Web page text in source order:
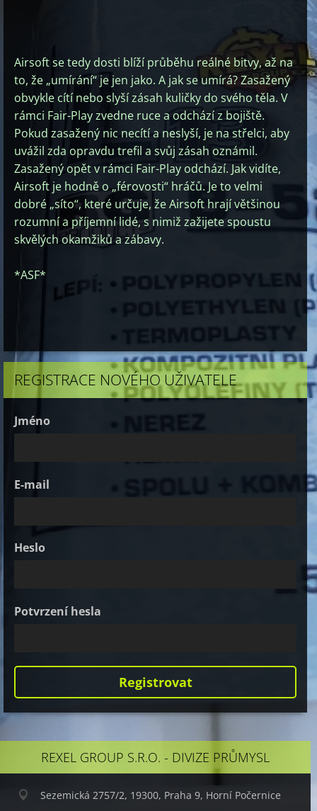
Airsoft se tedy dosti blíží průběhu reálné bitvy, až na
to, že „umírání“ je jen jako. A jak se umírá? Zasažený
obvykle cítí nebo slyší zásah kuličky do svého těla. V
rámci Fair-Play zvedne ruce a odchází z bojiště.
Pokud zasažený nic necítí a neslyší, je na střelci, aby
uvážil zda opravdu trefil a svůj zásah oznámil.
Zasažený opět v rámci Fair-Play odchází. Jak vidíte,
Airsoft je hodně o „férovosti“ hráčů. Je to velmi
dobré „síto“, které určuje, že Airsoft hrají většinou
rozumní a příjemní lidé, s nimiž zažijete spoustu
skvělých okamžiků a zábavy.
*ASF*
REGISTRACE NOVÉHO UŽIVATELE
Jméno
E-mail
Heslo
Potvrzení hesla
REXEL GROUP S.R.O. - DIVIZE PRŮMYSL
Sezemická 2757/2, 19300, Praha 9, Horní Počernice